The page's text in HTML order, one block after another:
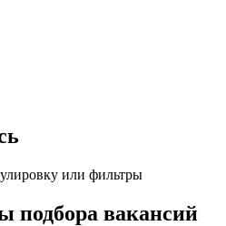
или фильтры
подбора вакансий